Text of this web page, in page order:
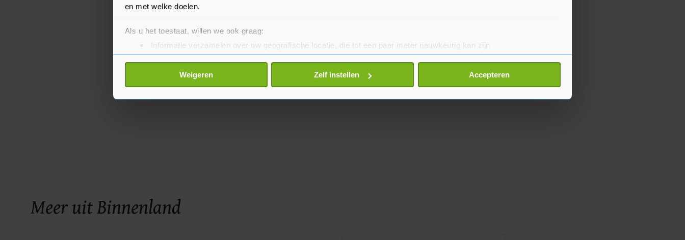
en met welke doelen.
Als u het toestaat, willen we ook graag:
Informatie verzamelen over uw geografische locatie, die tot een paar meter nauwkeurig kan zijn
Uw apparaat identificeren door het actief te scannen op specifieke eigenschappen (fingerprinting)
Lees meer over hoe uw persoonlijke gegevens worden verwerkt en stel uw voorkeuren in het
detailgedeelte
toestemming op elk moment wijzigen of intrekken in de Cookieverklaring.
Weigeren Zelf instellen Accepteren
Meer uit Binnenland